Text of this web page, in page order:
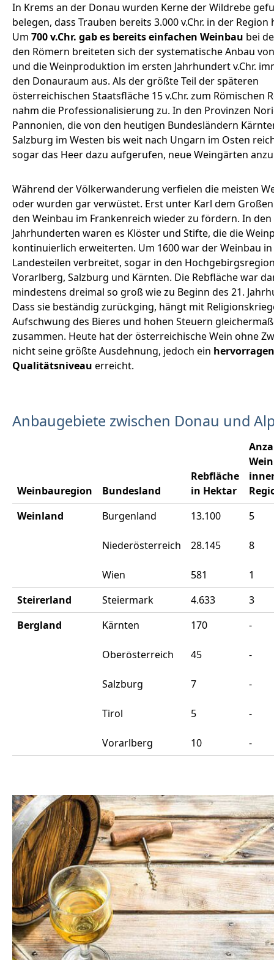
In Krems an der Donau wurden Kerne der Wildrebe
belegen, dass Trauben bereits 3.000 v.Chr. in der
Um 700 v.Chr. gab es bereits einfachen Weinbau bei
den Römern breiteten sich der systematische Anbau
und die Weinproduktion im ersten Jahrhundert v.Chr.
den Donauraum aus. Als der größte Teil der späteren
österreichischen Staatsfläche 15 v.Chr. zum Römischen
nahm die Professionalisierung zu. In den Provinzen
Pannonien, die von den heutigen Bundesländern
Salzburg im Westen bis weit nach Ungarn im Osten
sogar das Heer dazu aufgerufen, neue Weingärten
Während der Völkerwanderung verfielen die meisten
oder wurden gar verwüstet. Erst unter Karl dem
den Weinbau im Frankenreich wieder zu fördern. In
Jahrhunderten waren es Klöster und Stifte, die die
kontinuierlich erweiterten. Um 1600 war der Weinbau
Landesteilen verbreitet, sogar in den
Vorarlberg, Salzburg und Kärnten. Die Rebfläche war
mindestens dreimal so groß wie zu Beginn des 21.
Dass sie beständig zurückging, hängt mit
Aufschwung des Bieres und hohen Steuern
zusammen. Heute hat der österreichische Wein ohne
nicht seine größte Ausdehnung, jedoch ein
Qualitätsniveau erreicht.
Anbaugebiete zwischen Donau und
Weinbauregion Bundesland
Rebfläche
in Hektar
Weinland
Burgenland
Niederösterreich
Wien
13.100
28.145
581
5
8
1
Steirerland
Steiermark 4.633
3
Bergland
Kärnten
Oberösterreich
Salzburg
Tirol
Vorarlberg
170
45
7
5
10
-
-
-
-
-